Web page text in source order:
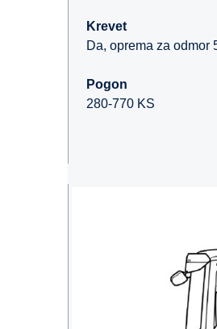
Krevet
Da, oprema za odmor
Pogon
280-770 KS